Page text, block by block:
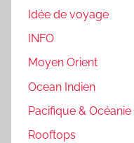
Idée de voyage
INFO
Moyen Orient
Ocean Indien
Pacifique & Océanie
Rooftops